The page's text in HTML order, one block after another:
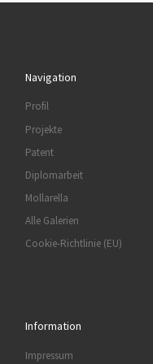
Navigation
Profil
Projekte
Patent
Diplomarbeit
Mollarella
Alle Galerien
Cookie-Richtlinie (EU)
Information
Impressum